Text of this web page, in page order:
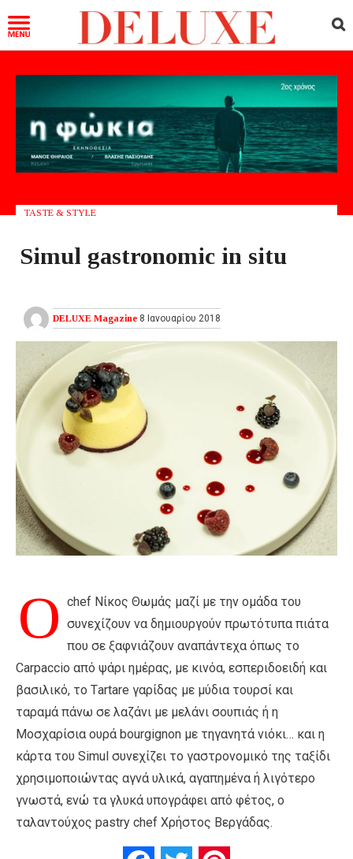
TASTE & STYLE
Simul gastronomic in situ
DELUXE Magazine 8 Ιανουαρίου 2018
Ο chef Nίκος Θωμάς μαζί με την ομάδα του
συνεχίζουν να δημιουργούν πρωτότυπα πιάτα
που σε ξαφνιάζουν αναπάντεχα όπως το
Carpaccio από ψάρι ημέρας, με κινόα, εσπεριδοειδή και
βασιλικό, το Τartare γαρίδας με μύδια τουρσί και
ταραμά πάνω σε λαζάνι με μελάνι σουπιάς ή η
Μοσχαρίσια ουρά bourgignon με τηγανητά νιόκι… και η
κάρτα του Simul συνεχίζει το γαστρονομικό της ταξίδι
χρησιμοποιώντας αγνά υλικά, αγαπημένα ή λιγότερο
γνωστά, ενώ τα γλυκά υπογράφει από φέτος, ο
ταλαντούχος pastry chef Xρήστος Βεργάδας.